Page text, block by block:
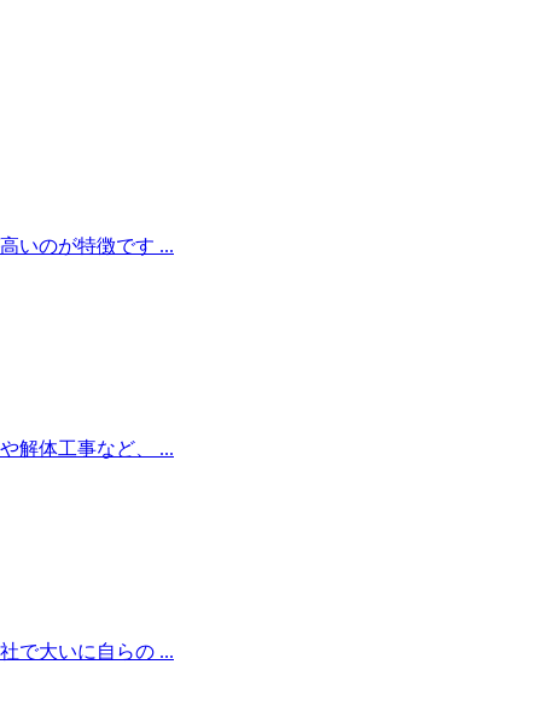
いのが特徴です ...
解体工事など、 ...
で大いに自らの ...